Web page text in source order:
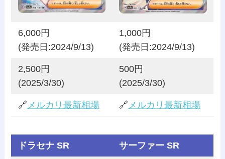
6,000円
(発売日:2024/9/13)
1,000円
(発売日:2024/9/13)
2,500円
(2025/3/30)
500円
(2025/3/30)
🔗 メルカリ最新相場 🔗 メルカリ最新相場
ドラセナ SR サーファー SR